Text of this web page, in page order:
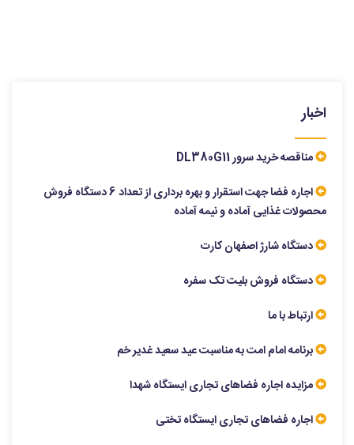
اخبار
مناقصه خرید سرور DL380G11
اجاره فضا جهت استقرار و بهره برداری از تعداد 6 دستگاه فروش
محصولات غذایی آماده و نیمه آماده
دستگاه شارژ اصفهان کارت
دستگاه فروش بلیت تک سفره
ارتباط با ما
برنامه امام امت به مناسبت عید سعید غدیر خم
مزایده اجاره فضاهای تجاری ایستگاه شهدا
اجاره فضاهای تجاری ایستگاه تختی